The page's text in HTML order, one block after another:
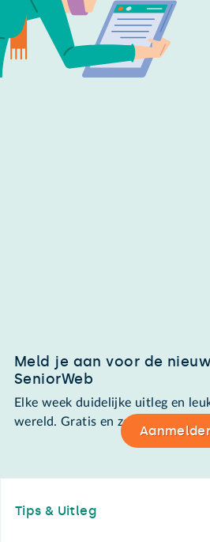
Meld je aan voor de
SeniorWeb
Elke week duidelijke uitleg en
wereld. Gratis en zomaar in de
Tips & Uitleg